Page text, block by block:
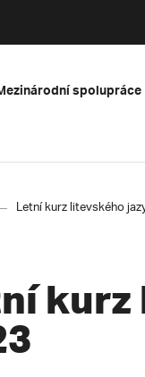
spolupráce
Letní kurz litevského